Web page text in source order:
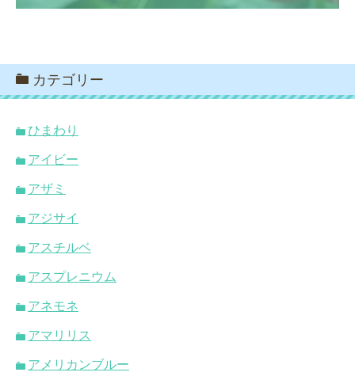
カテゴリー
ひまわり
アイビー
アザミ
アジサイ
アスチルベ
アスプレニウム
アネモネ
アマリリス
アメリカンブルー